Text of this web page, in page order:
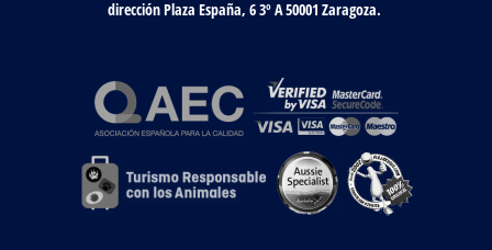
dirección Plaza España, 6 3º A 50001 Zaragoza.